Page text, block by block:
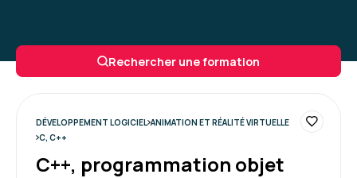
Rechercher une formation
DÉVELOPPEMENT LOGICIEL ANIMATION ET RÉALITÉ VIRTUELLE
C, C++
C++, programmation objet